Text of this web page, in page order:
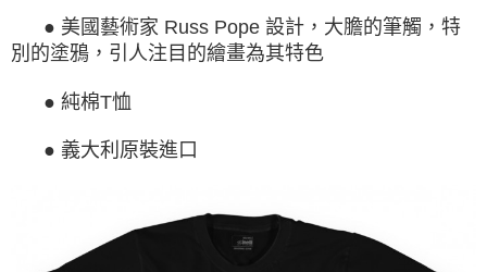
任。
４．使用「AFTEE先享後付」時，將依據個別帳號之用戶狀況，依本公司即
請求用戶進行身份認證。
５．嚴禁一人註冊多個帳號或使用他人資訊註冊。若發現惡意使用之情形，
● 美國藝術家 Russ Pope 設計，大膽的筆觸，特
別的塗鴉，引人注目的繪畫為其特色
● 純棉T恤
● 義大利原裝進口